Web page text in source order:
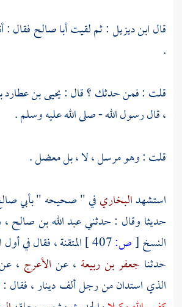
قالابن ديزيل: ثم لقيتأبا صالحفقال :
.
قلت : فمن حدثك ؟ قال :يحيى بن
، قال رسول الله - صلى الله عليه وسلم .
قلت : وهو مرسل ، لا ، بل معضل .
استشهدالبخاريفي " صحيحه "بأبي
حديثا وقال : حدثنيعبد الله بن صالح
النسخ[ص: المتقنة ، فقال في
حدثنا جعفر بن ربيعة ، عن الأعرج ،
الذي استدان من رجل ألف دينار ، فقال :